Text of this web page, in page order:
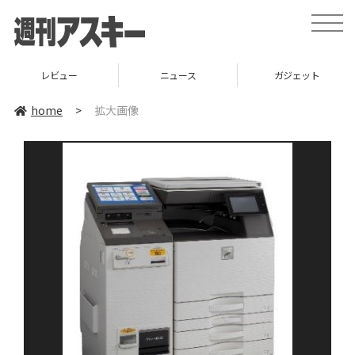
toggle
レビュー ニュース ガジェット
home > 拡大画像